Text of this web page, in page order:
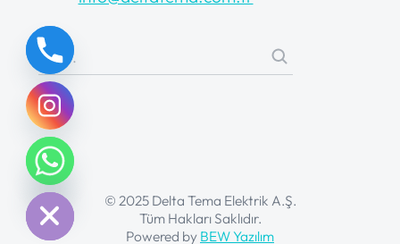
© 2025 Delta Tema Elektrik A.Ş.
Tüm Hakları Saklıdır.
Powered by BEW Yazılım
Hide
chaty